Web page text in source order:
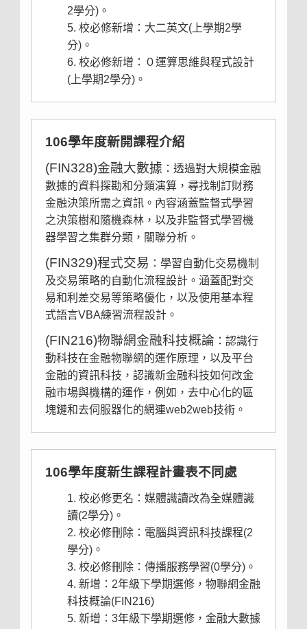
2學分)。
校必修新增：大二英文(上學期2學
分)。
校必修新增：０運算思維與程式設計
(上學期2學分)。
106學年度新開課程介紹
(FIN328)金融大數據 ：透過對大規模金融
數據的資料探勘和分類演算，尋找制訂財務
金融決策所需之資訊。內容涵蓋監督式學習
之決策樹和隨機森林，以及非監督式學習機
器學習之集群分類，關聯分析。
(FIN329)程式交易 ：學習自動化交易機制
及交易策略的自動化流程設計。涵蓋配對交
易和利差交易等策略優化，以及使用基本程
式語言VBA練習流程設計。
(FIN216)物聯網金融科技概論 ：認識行
動科技在金融物聯網的運作原理，以及平台
金融的資訊科技，認識新金融科技如何改金
融市場與機構的運作，例如，去中心化的區
塊鏈和去伺服器化的網連web2web技術。
106學年度新生課程計畫表不同處
校必修更名：媒體識讀改為全媒體識
讀(2學分)。
校必修刪除：電腦與資訊科技課程(2
學分)。
校必修刪除：傳播服務學習(0學分)。
新增：2年級下學期選修，物聯網金融
科技概論(FIN216)
新增：3年級下學期選修，金融大數據